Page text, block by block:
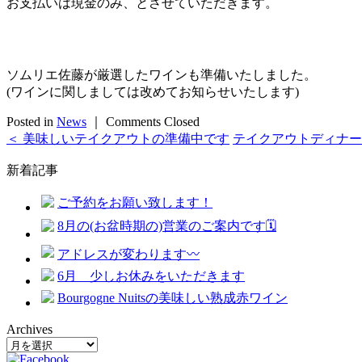
ソムリエ佐藤が厳選したワインも準備いたしました。
(ワインに関しましては改めてお知らせいたします)
Posted in News
Comments Closed
＜ 美味しいテイクアウトの準備中です テイクアウトディナ
新着記事
ご予約をお願い致します！
8月の(お盆時期の)営業のご案内です🗓️
アドレスが変わります〰️
6月 少しお休みをいただきます
Bourgogne Nuitsの美味しい熟成赤ワイン
Archives
Archives